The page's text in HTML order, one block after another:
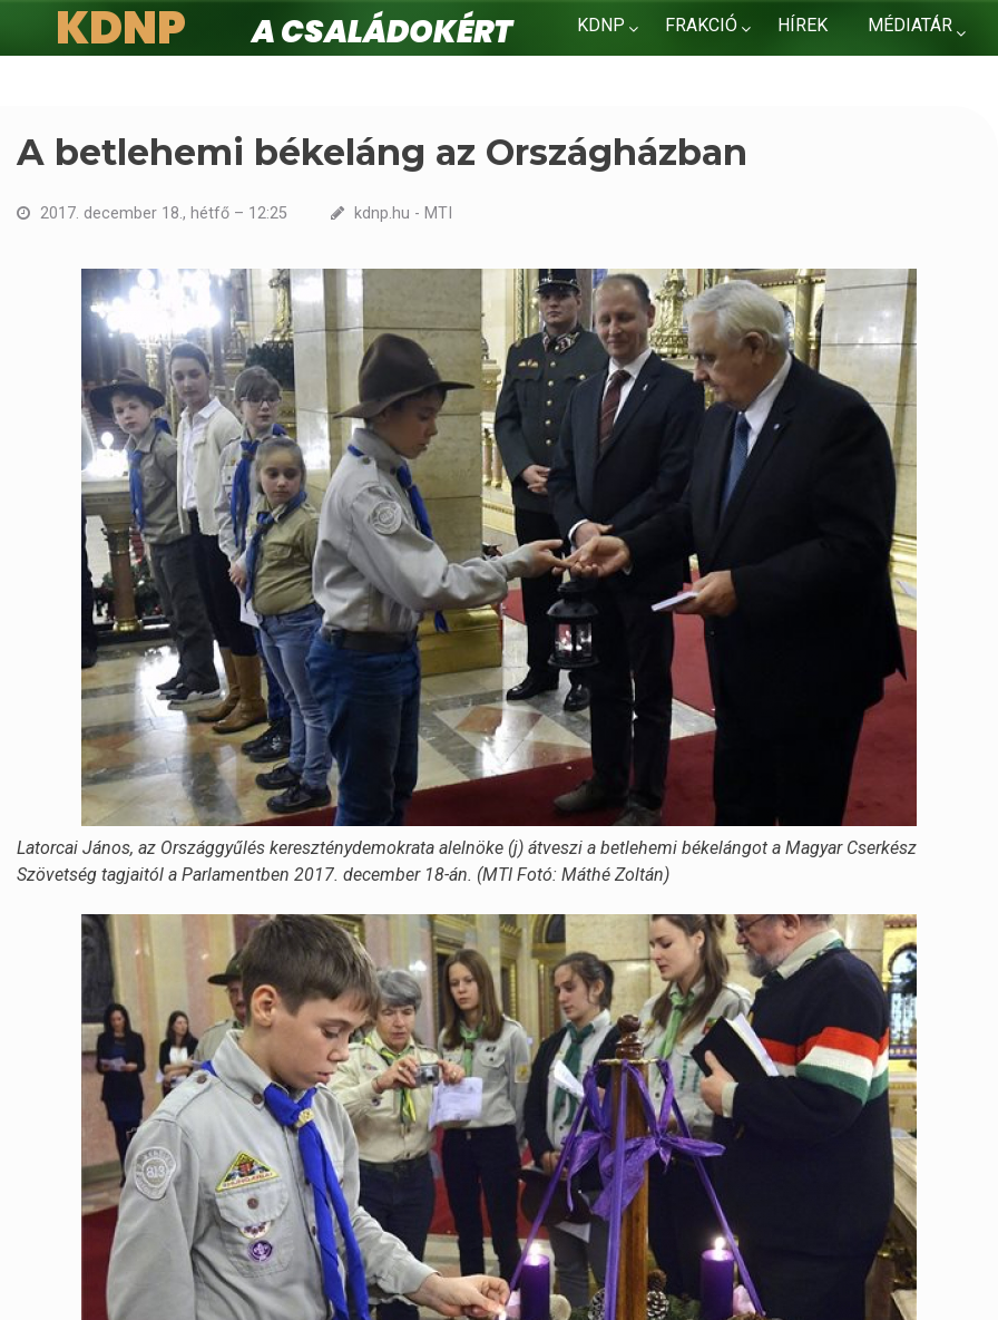
KDNP FRAKCIÓ HÍREK MÉDIATÁR
KDNP
A családokért.
A betlehemi békeláng az Országházban
2017. december 18., hétfő – 12:25 kdnp.hu - MTI
Latorcai János, az Országgyűlés kereszténydemokrata alelnöke (j) átveszi a betlehemi békelángot a Magyar Cserkész
Szövetség tagjaitól a Parlamentben 2017. december 18-án. (MTI Fotó: Máthé Zoltán)